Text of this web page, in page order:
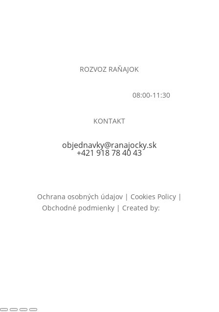
ROZVOZ RAŇAJOK
08:00-11:30
KONTAKT
objednavky@ranajocky.sk
+421 918 78 40 43
Ochrana osobných údajov | Cookies Policy |
Obchodné podmienky | Created by: